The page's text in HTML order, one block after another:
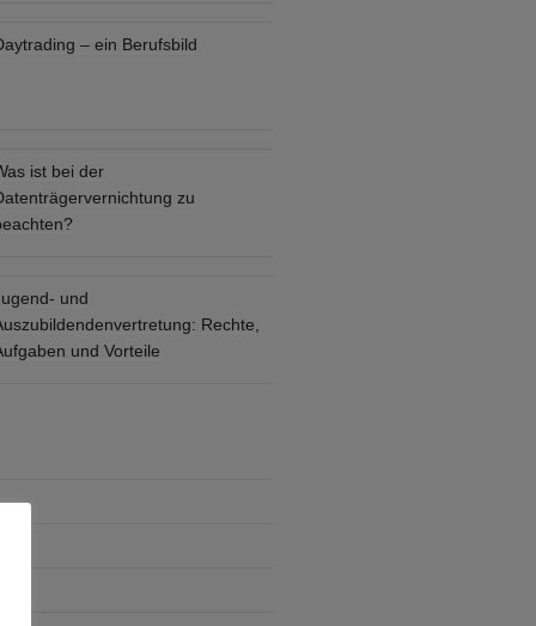
– ein Berufsbild
ist bei der
zu
und
Rechte,
und Vorteile